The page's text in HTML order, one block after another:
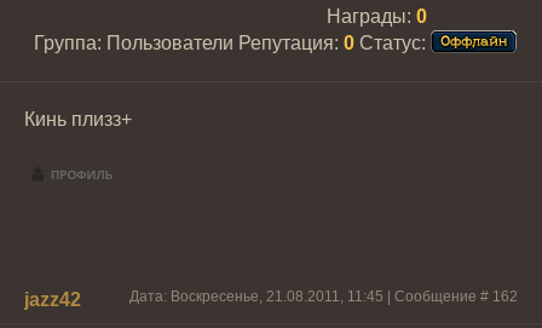
Группа: Пользователи
Награды: 0
Репутация: 0 Статус:
Кинь плизз+
jazz42 Дата: Воскресенье, 21.08.2011, 11:45 | Сообщение # 162